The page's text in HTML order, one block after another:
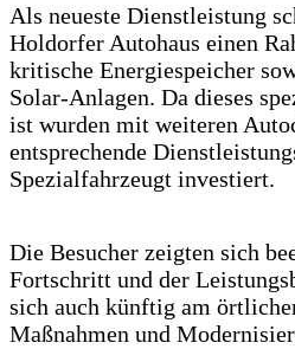
Als neueste Dienstleistung
Holdorfer Autohaus einen
kritische Energiespeicher
Solar-Anlagen. Da dieses
ist wurden mit weiteren
entsprechende
Spezialfahrzeugt investiert.
Die Besucher zeigten sich
Fortschritt und der
sich auch künftig am
Maßnahmen und